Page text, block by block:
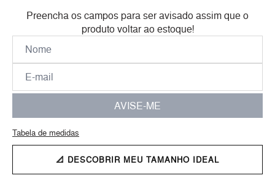
Preencha os campos para ser avisado assim que o
produto voltar ao estoque!
AVISE-ME
Tabela de medidas
📐 DESCOBRIR MEU TAMANHO IDEAL